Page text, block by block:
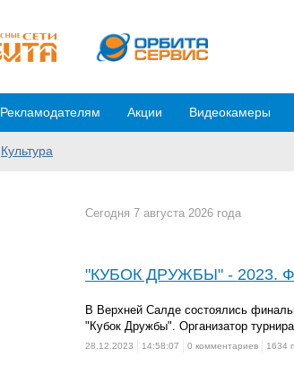
Культура
Рекламодателям Акции Видеокамеры
Сегодня 7 августа 2026 года
"КУБОК ДРУЖБЫ" - 2023.
В Верхней Салде состоялись
"Кубок Дружбы". Организатор
28.12.2023 14:58:07 0 комментариев 1634